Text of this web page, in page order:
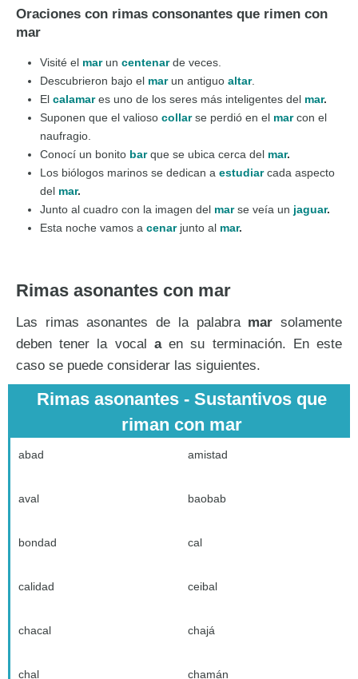
Oraciones con rimas consonantes que rimen con
mar
Visité el mar un centenar de veces.
Descubrieron bajo el mar un antiguo altar.
El calamar es uno de los seres más inteligentes del mar.
Suponen que el valioso collarse perdió en el marcon el
naufragio.
Conocí un bonito barque se ubica cerca del mar.
Los biólogos marinos se dedican a estudiar cada aspecto
del mar.
Junto al cuadro con la imagen del mar se veía un jaguar.
Esta noche vamos a cenar junto al mar.
Rimas asonantes con mar
Las rimas asonantes de la palabra marsolamente
deben tener la vocal aen su terminación. En este
caso se puede considerar las siguientes.
Rimas asonantes - Sustantivos que
riman con mar
abad amistad
aval baobab
bondad cal
calidad ceibal
chacal chajá
chal chamán